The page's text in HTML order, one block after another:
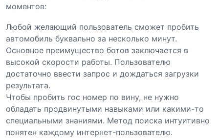
моментов:
Любой желающий пользователь сможет пробить
автомобиль буквально за несколько минут.
Основное преимущество ботов заключается в
высокой скорости работы. Пользователю
достаточно ввести запрос и дождаться загрузки
результата.
Чтобы пробить гос номер по вину, не нужно
обладать продвинутыми навыками или какими-то
специальными знаниями. Метод поиска интуитивно
понятен каждому интернет-пользователю.